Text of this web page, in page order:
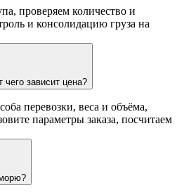
проверяем количество и
и консолидацию груза на
чего зависит цена?
перевозки, веса и объёма,
параметры заказа, посчитаем